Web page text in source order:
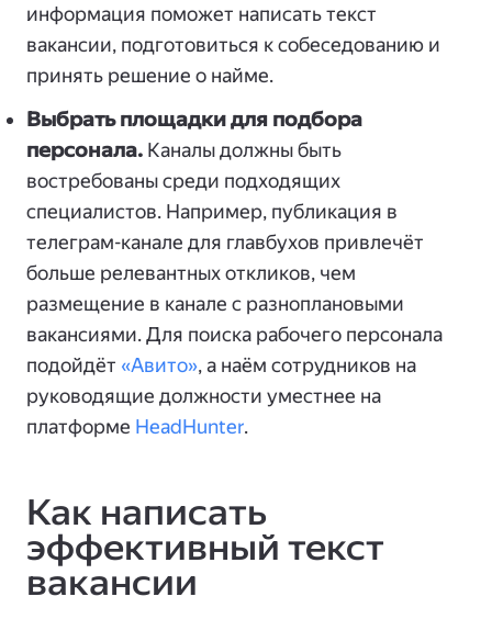
информация поможет написать текст
вакансии, подготовиться к собеседованию и
принять решение о найме.
Выбрать площадки для подбора
персонала. Каналы должны быть
востребованы среди подходящих
специалистов. Например, публикация в
телеграм-канале для главбухов привлечёт
больше релевантных откликов, чем
размещение в канале с разноплановыми
вакансиями. Для поиска рабочего персонала
подойдёт «Авито», а наём сотрудников на
руководящие должности уместнее на
платформе HeadHunter.
Как написать
эффективный текст
вакансии